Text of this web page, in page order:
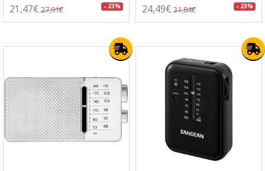
21,47€ 27,91€ - 23% 24,49€ 31,84€ - 23%